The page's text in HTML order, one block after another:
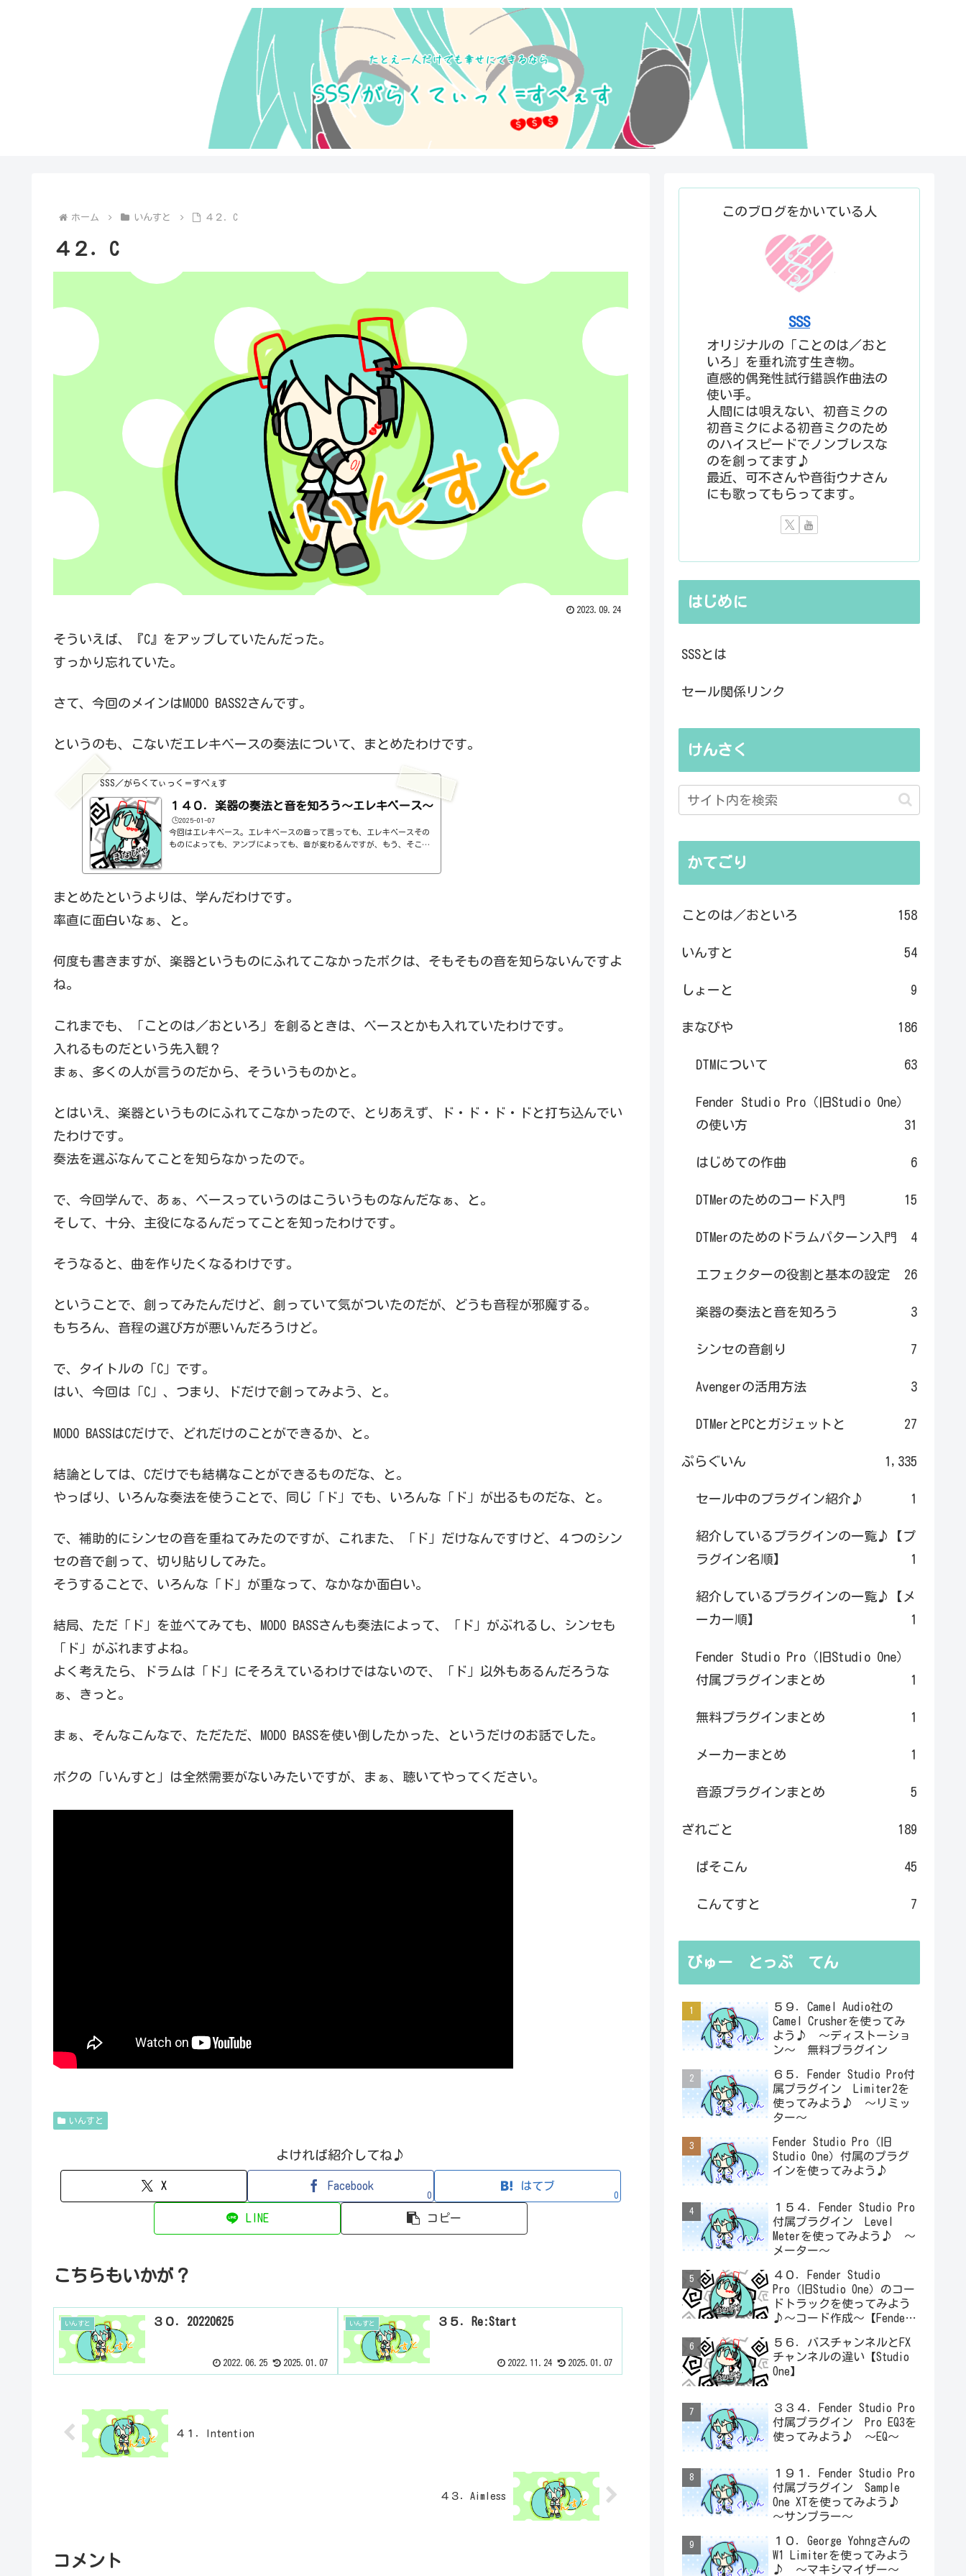
ホーム いんすと ４２．C
４２．C
2023.09.24
そういえば、『C』をアップしていたんだった。
すっかり忘れていた。
さて、今回のメインはMODO BASS2さんです。
というのも、こないだエレキベースの奏法について、まとめたわけです。
SSS／がらくてぃっく＝すぺぇす
１４０．楽器の奏法と音を知ろう～エレキベース～
🕒️2025-01-07
今回はエレキベース。エレキベースの音って言っても、エレキベースその
ものによっても、アンプによっても、音が変わるんですが、もう、そこは
ってきます。指、ピックの順で、８分音符を８回、１６分音符を８回鳴ら
してみます。https://youtu.be/yOrd3dw6RQoうん、指とピックでは随
分、音が変わりますね。スラップ奏法同じく指...
まとめたというよりは、学んだわけです。
率直に面白いなぁ、と。
何度も書きますが、楽器というものにふれてこなかったボクは、そもそもの音を知らないんですよ
ね。
これまでも、「ことのは／おといろ」を創るときは、ベースとかも入れていたわけです。
入れるものだという先入観？
まぁ、多くの人が言うのだから、そういうものかと。
とはいえ、楽器というものにふれてこなかったので、とりあえず、ド・ド・ド・ドと打ち込んでい
たわけです。
奏法を選ぶなんてことを知らなかったので。
で、今回学んで、あぁ、ベースっていうのはこういうものなんだなぁ、と。
そして、十分、主役になるんだってことを知ったわけです。
そうなると、曲を作りたくなるわけです。
ということで、創ってみたんだけど、創っていて気がついたのだが、どうも音程が邪魔する。
もちろん、音程の選び方が悪いんだろうけど。
で、タイトルの「C」です。
はい、今回は「C」、つまり、ドだけで創ってみよう、と。
MODO BASSはCだけで、どれだけのことができるか、と。
結論としては、Cだけでも結構なことができるものだな、と。
やっぱり、いろんな奏法を使うことで、同じ「ド」でも、いろんな「ド」が出るものだな、と。
で、補助的にシンセの音を重ねてみたのですが、これまた、「ド」だけなんですけど、４つのシン
セの音で創って、切り貼りしてみた。
そうすることで、いろんな「ド」が重なって、なかなか面白い。
結局、ただ「ド」を並べてみても、MODO BASSさんも奏法によって、「ド」がぶれるし、シンセも
「ド」がぶれますよね。
よく考えたら、ドラムは「ド」にそろえているわけではないので、「ド」以外もあるんだろうな
ぁ、きっと。
まぁ、そんなこんなで、ただただ、MODO BASSを使い倒したかった、というだけのお話でした。
ボクの「いんすと」は全然需要がないみたいですが、まぁ、聴いてやってください。
いんすと
よければ紹介してね♪
X Facebook
0
はてブ
0
LINE コピー
こちらもいかが？
いんすと ３０．20220625
2022.06.25 2025.01.07
いんすと ３５．Re:Start
2022.11.24 2025.01.07
４１．Intention
４３．Aimless
コメント
このブログをかいている人
SSS
オリジナルの「ことのは／おと
いろ」を垂れ流す生き物。
直感的偶発性試行錯誤作曲法の
使い手。
人間には唄えない、初音ミクの
初音ミクによる初音ミクのため
のハイスピードでノンブレスな
のを創ってます♪
最近、可不さんや音街ウナさん
にも歌ってもらってます。
はじめに
SSSとは
セール関係リンク
けんさく
かてごり
ことのは／おといろ 158
いんすと 54
しょーと 9
まなびや 186
DTMについて 63
Fender Studio Pro（旧Studio One）
の使い方
31
はじめての作曲 6
DTMerのためのコード入門 15
DTMerのためのドラムパターン入門 4
エフェクターの役割と基本の設定 26
楽器の奏法と音を知ろう 3
シンセの音創り 7
Avengerの活用方法 3
DTMerとPCとガジェットと 27
ぷらぐいん 1,335
セール中のプラグイン紹介♪ 1
紹介しているプラグインの一覧♪【プ
ラグイン名順】
1
紹介しているプラグインの一覧♪【メ
ーカー順】
1
Fender Studio Pro（旧Studio One）
付属プラグインまとめ
1
無料プラグインまとめ 1
メーカーまとめ 1
音源プラグインまとめ 5
ざれごと 189
ぱそこん 45
こんてすと 7
びゅー とっぷ てん
５９．Camel Audio社の
Camel Crusherを使ってみ
よう♪ ～ディストーショ
ン～ 無料プラグイン
６５．Fender Studio Pro付
属プラグイン Limiter2を
使ってみよう♪ ～リミッ
ター～
Fender Studio Pro（旧
Studio One）付属のプラグ
インを使ってみよう♪
１５４．Fender Studio Pro
付属プラグイン Level
Meterを使ってみよう♪ ～
メーター～
４０．Fender Studio
Pro（旧Studio One）のコー
ドトラックを使ってみよう
♪～コード作成～【Fender
５６．バスチャンネルとFX
チャンネルの違い【Studio
One】
３３４．Fender Studio Pro
付属プラグイン Pro EQ3を
使ってみよう♪ ～EQ～
１９１．Fender Studio Pro
付属プラグイン Sample
One XTを使ってみよう♪
～サンプラー～
１０．George Yohngさんの
W1 Limiterを使ってみよう
♪ ～マキシマイザー～